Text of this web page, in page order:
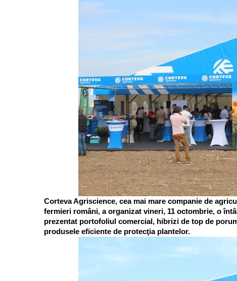
Corteva Agriscience, cea mai mare companie de
fermieri români, a organizat vineri, 11 octombrie, o
prezentat portofoliul comercial, hibrizi de top de
produsele eficiente de protecţia plantelor.